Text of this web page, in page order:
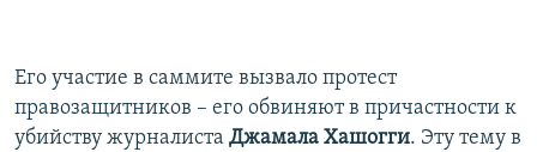
Его участие в саммите вызвало протест
правозащитников – его обвиняют в причастности к
убийству журналиста Джамала Хашогги. Эту тему в